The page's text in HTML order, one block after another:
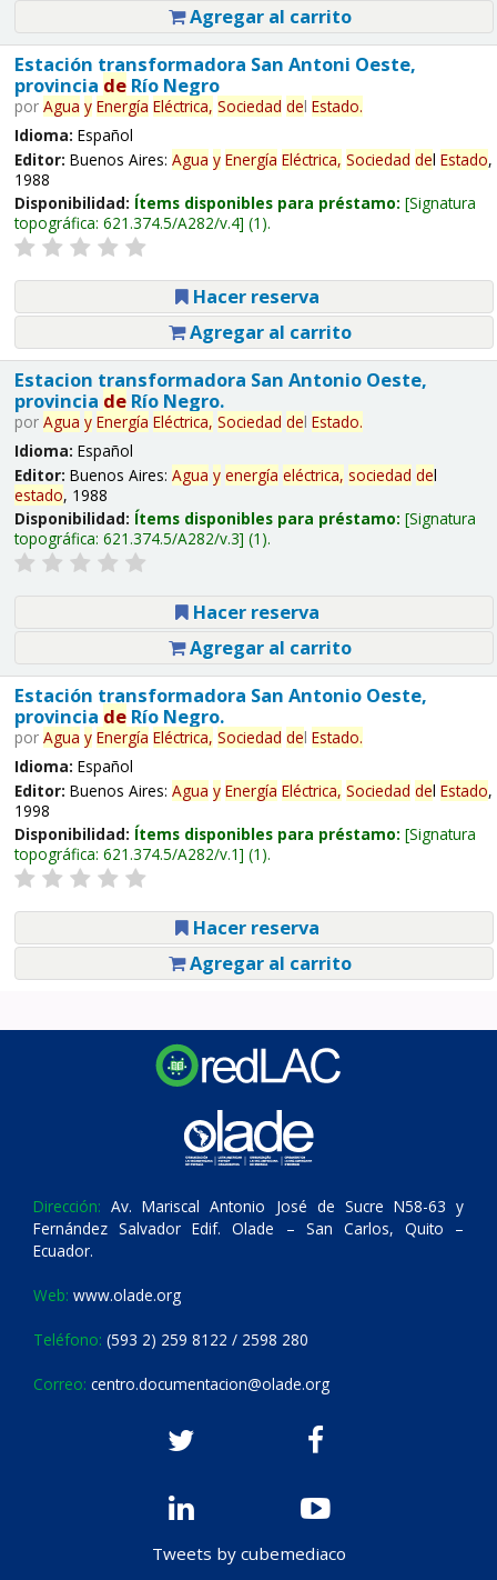
Agregar al carrito
Estación transformadora San Antoni Oeste,
provincia deRío Negro
por Agua y Energía Eléctrica, Sociedad del Estado.
Idioma: Español
Editor: Buenos Aires: Agua y Energía Eléctrica, Sociedad del Estado,
1988
Disponibilidad: Ítems disponibles para préstamo: Signatura
topográfica: 621.374.5/A282/v.4 (1).
Hacer reserva
Agregar al carrito
Estacion transformadora San Antonio Oeste,
provincia deRío Negro.
por Agua y Energía Eléctrica, Sociedad del Estado.
Idioma: Español
Editor: Buenos Aires: Agua y energía eléctrica, sociedad del
estado, 1988
Disponibilidad: Ítems disponibles para préstamo: Signatura
topográfica: 621.374.5/A282/v.3 (1).
Hacer reserva
Agregar al carrito
Estación transformadora San Antonio Oeste,
provincia deRío Negro.
por Agua y Energía Eléctrica, Sociedad del Estado.
Idioma: Español
Editor: Buenos Aires: Agua y Energía Eléctrica, Sociedad del Estado,
1998
Disponibilidad: Ítems disponibles para préstamo: Signatura
topográfica: 621.374.5/A282/v.1 (1).
Hacer reserva
Agregar al carrito
Dirección: Av. Mariscal Antonio José de Sucre N58-63 y
Fernández Salvador Edif. Olade – San Carlos, Quito –
Ecuador.
Web: www.olade.org
Teléfono: (593 2) 259 8122 / 2598 280
Correo: centro.documentacion@olade.org
Tweets by cubemediaco